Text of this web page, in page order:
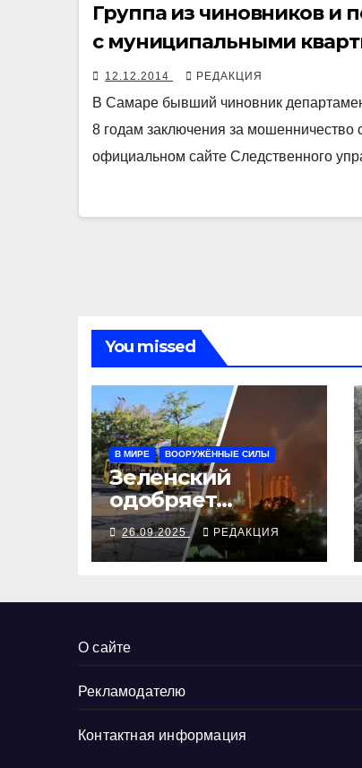
Группа из чиновников и
с муниципальными
12.12.2014 РЕДАКЦИЯ
В Самаре бывший чиновник
8 годам заключения за
официальном сайте Следственного
You missed
В МИРЕ ВООРУЖЁННЫЕ СИЛЫ
Зеленский
одобряет
выступления
Трампа, ВСУ
закрыли
26.09.2025 РЕДАКЦИЯ
О сайте
Рекламодателю
Контактная информация